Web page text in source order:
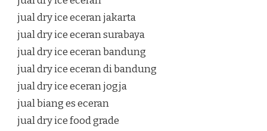
jual dry ice eceran jakarta
jual dry ice eceran surabaya
jual dry ice eceran bandung
jual dry ice eceran di bandung
jual dry ice eceran jogja
jual biang es eceran
jual dry ice food grade